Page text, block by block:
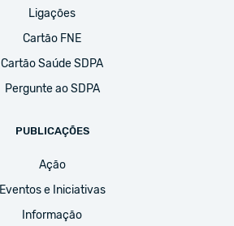
Ligações
Cartão FNE
Cartão Saúde SDPA
Pergunte ao SDPA
PUBLICAÇÕES
Ação
Eventos e Iniciativas
Informação